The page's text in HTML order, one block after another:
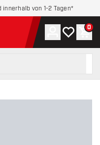
innerhalb von 1-2 Tagen*
Konto
Meine 0